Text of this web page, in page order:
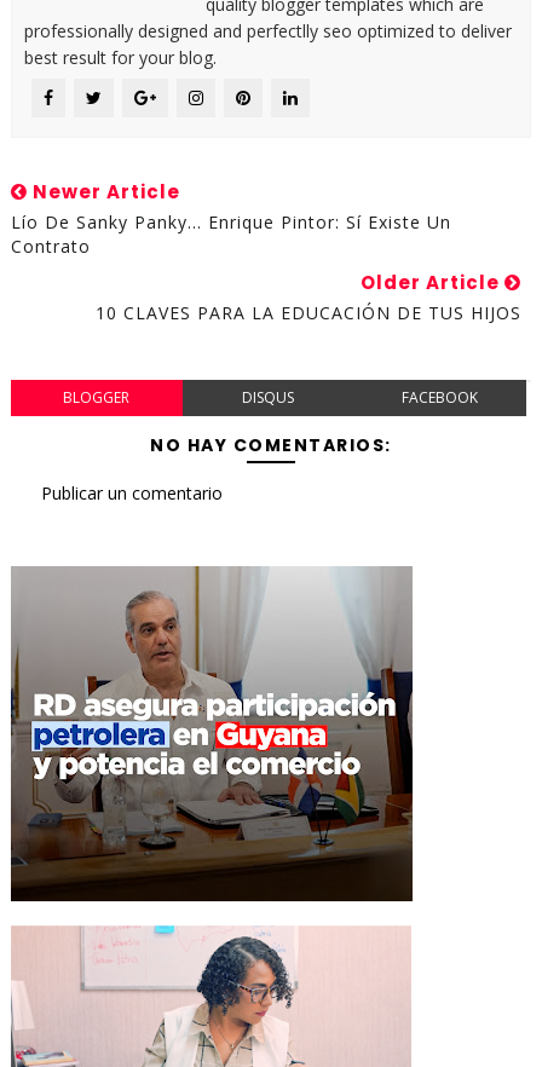
professionally designed and perfectlly seo optimized to deliver
best result for your blog.
Newer Article
Lío De Sanky Panky... Enrique Pintor: Sí Existe Un
Contrato
Older Article
10 CLAVES PARA LA EDUCACIÓN DE TUS HIJOS
BLOGGER DISQUS FACEBOOK
NO HAY COMENTARIOS:
Publicar un comentario